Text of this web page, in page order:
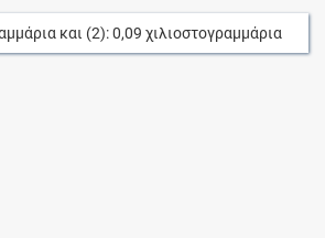
και (2):0,09 χιλιοστογραμμάρια